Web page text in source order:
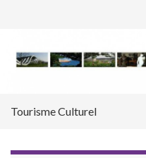
Tourisme Culturel